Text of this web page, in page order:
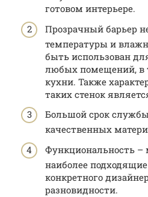
готовом интерьере.
Прозрачный барьер
температуры и
быть использован
любых помещений, в
кухни. Также
таких стенок
Большой срок
качественных
Функциональность –
наиболее
конкретного
разновидности.